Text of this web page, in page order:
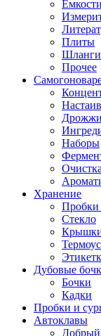
Плиты
Шланги
Прочее
Дрожжи
Наборы
Очистка
Хранение
Стекло
Дубовые
Бочки
Кадки
Пробки и
Автоклавы